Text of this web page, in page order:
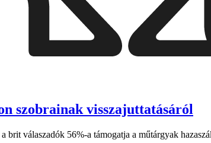
szobrainak visszajuttatásáról
brit válaszadók 56%-a támogatja a műtárgyak